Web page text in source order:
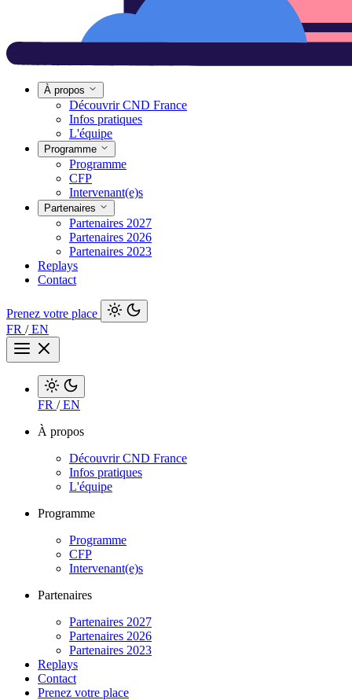
À propos
Découvrir CND France
Infos pratiques
L'équipe
Programme
Programme
CFP
Intervenant(e)s
Partenaires
Partenaires 2027
Partenaires 2026
Partenaires 2023
Replays
Contact
Prenez votre place
FR /EN
FR /EN
À propos
Découvrir CND France
Infos pratiques
L'équipe
Programme
Programme
CFP
Intervenant(e)s
Partenaires
Partenaires 2027
Partenaires 2026
Partenaires 2023
Replays
Contact
Prenez votre place